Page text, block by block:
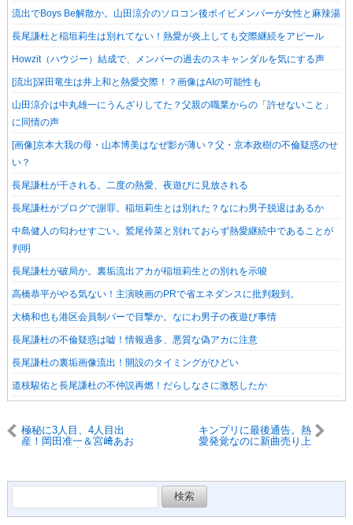
流出でBoys Be解散か。山田涼介のソロコン後ボイビメンバーが女性と麻辣湯
長尾謙杜と稲垣莉生は別れてない！熱愛が炎上しても交際継続をアピール
Howzit（ハウジー）結成で、メンバーの過去のスキャンダルを気にする声
[流出]深田竜生は井上和と熱愛交際！？画像はAIの可能性も
山田涼介は中丸雄一にうんざりしてた？父親の職業からの「許せないこと」
に同情の声
[画像]京本大我の母・山本博美はなぜ影が薄い？父・京本政樹の不倫疑惑のせ
い？
長尾謙杜が干される。二度の熱愛、夜遊びに見放される
長尾謙杜がブログで謝罪。稲垣莉生とは別れた？なにわ男子脱退はあるか
中島健人の匂わせすごい。鷲尾伶菜と別れておらず熱愛継続中であることが
判明
長尾謙杜が破局か。裏垢流出アカが稲垣莉生との別れを示唆
高橋恭平がやる気ない！主演映画のPRで省エネダンスに批判殺到。
大橋和也も港区会員制バーで目撃か。なにわ男子の夜遊び事情
長尾謙杜の不倫疑惑は嘘！情報過多、悪質な偽アカに注意
長尾謙杜の裏垢画像流出！開設のタイミングがひどい
道枝駿佑と長尾謙杜の不仲説再燃！だらしなさに激怒したか
極秘に3人目、4人目出
産！岡田准一＆宮﨑あお
キンプリに最後通告。熱
愛発覚なのに新曲売り上
索: